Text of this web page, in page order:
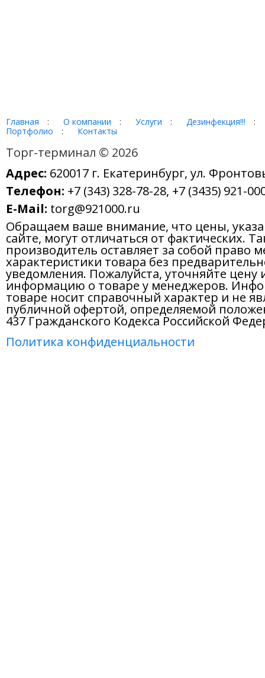
Дезинфекция!!!
Портфолио
Контакты
Торг-терминал © 2026
Адрес: 620017 г. Екатеринбург, ул.
Телефон: +7 (343) 328-78-28, +7 (3435) 921-
E-Mail: torg@921000.ru
Обращаем ваше внимание, что цены,
сайте, могут отличаться от фактических.
производитель оставляет за собой право
характеристики товара без
уведомления. Пожалуйста, уточняйте цену
информацию о товаре у менеджеров.
товаре носит справочный характер и не
публичной офертой, определяемой
437 Гражданского Кодекса Российской
Политика конфиденциальности